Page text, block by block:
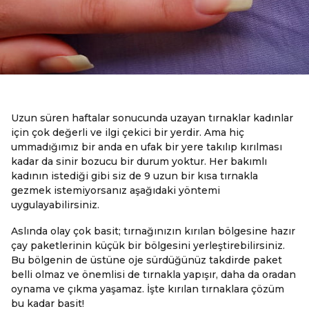
Uzun süren haftalar sonucunda uzayan tırnaklar kadınlar
için çok değerli ve ilgi çekici bir yerdir. Ama hiç
ummadığımız bir anda en ufak bir yere takılıp kırılması
kadar da sinir bozucu bir durum yoktur. Her bakımlı
kadının istediği gibi siz de 9 uzun bir kısa tırnakla
gezmek istemiyorsanız aşağıdaki yöntemi
uygulayabilirsiniz.
Aslında olay çok basit; tırnağınızın kırılan bölgesine hazır
çay paketlerinin küçük bir bölgesini yerleştirebilirsiniz.
Bu bölgenin de üstüne oje sürdüğünüz takdirde paket
belli olmaz ve önemlisi de tırnakla yapışır, daha da oradan
oynama ve çıkma yaşamaz. İşte kırılan tırnaklara çözüm
bu kadar basit!